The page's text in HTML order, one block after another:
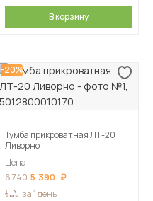
В корзину
-20%
Тумба прикроватная ЛТ-20
Ливорно
Цена
6 740 5 390
за 1 день